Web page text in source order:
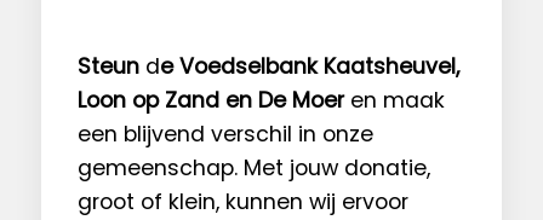
Steun de Voedselbank Kaatsheuvel,
Loon op Zand en De Moeren maak
een blijvend verschil in onze
gemeenschap. Met jouw donatie,
groot of klein, kunnen wij ervoor